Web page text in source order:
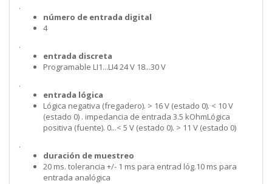
.
número de entrada digital
4
.
entrada discreta
Programable LI1...LI4 24 V 18...30 V
.
entrada lógica
Lógica negativa (fregadero). > 16 V (estado 0). < 10 V
(estado 0) . impedancia de entrada 3.5 kOhmLógica
positiva (fuente). 0...< 5 V (estado 0). > 11 V (estado 0)
.
duración de muestreo
20 ms. tolerancia +/- 1 ms para entrad lóg.10 ms para
entrada analógica